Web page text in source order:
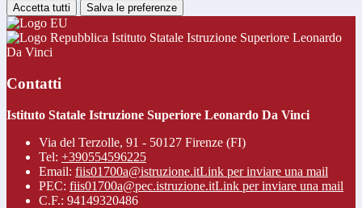
Accetta tutti Salva le preferenze
Istituto Statale Istruzione Superiore Leonardo
Da Vinci
Contatti
Istituto Statale Istruzione Superiore Leonardo Da Vinci
Via del Terzolle, 91 - 50127 Firenze (FI)
Tel: +390554596225
Email: fiis01700a@istruzione.itLink per inviare una mail
PEC: fiis01700a@pec.istruzione.itLink per inviare una mail
C.F.: 94149320486